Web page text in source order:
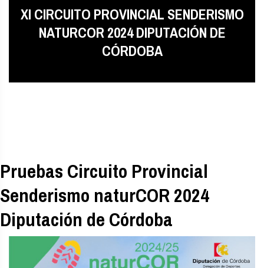
XI CIRCUITO PROVINCIAL SENDERISMO
NATURCOR 2024 DIPUTACIÓN DE
CÓRDOBA
Pruebas Circuito Provincial
Senderismo naturCOR 2024
Diputación de Córdoba